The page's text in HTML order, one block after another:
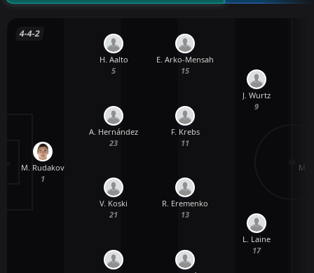
4-4-2
M. Rudakov
1
V. Koski
21
A. Hernández
23
H. Aalto
5
R. Eremenko
13
F. Krebs
11
E. Arko-Mensah
15
L. Laine
17
J. Wurtz
9
M.